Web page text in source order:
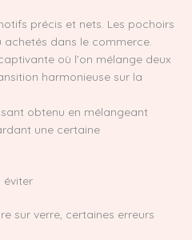
précis et nets. Les pochoirs
dans le commerce.
où l’on mélange deux
harmonieuse sur la
obtenu en mélangeant
une certaine
éviter
sur verre, certaines erreurs